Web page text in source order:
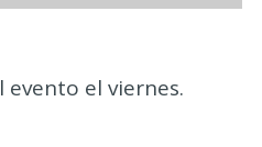
evento el viernes.